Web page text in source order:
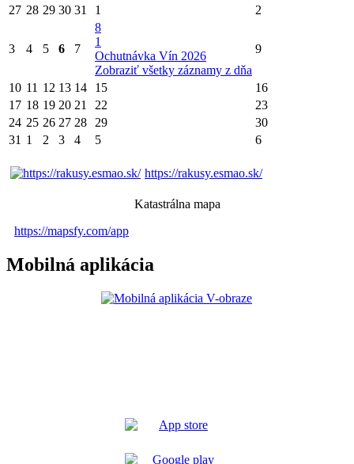
27 28 29 30 31 1 2
3 4 5 6 7
8
1
Ochutnávka Vín 2026
Zobraziť všetky záznamy z dňa
9
10 11 12 13 14 15
16
17 18 19 20 21 22
23
24 25 26 27 28 29
30
31 1 2 3 4 5 6
https://rakusy.esmao.sk/
Katastrálna mapa
https://mapsfy.com/app
Mobilná aplikácia